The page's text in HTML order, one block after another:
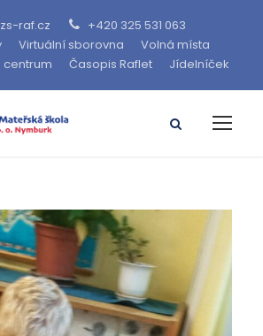
raf.cz
+420 325 531 063
Virtuální sborovna
Volná místa
centrum Časopis Raflet Jídelníček